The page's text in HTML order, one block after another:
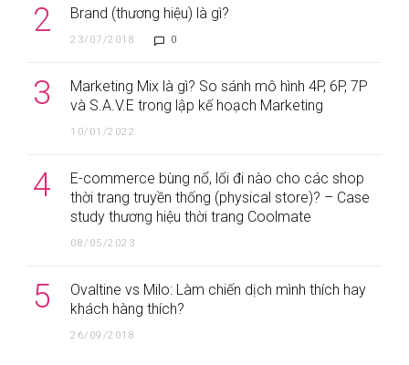
2 Brand (thương hiệu) là gì?
23/07/2018 0
3
Marketing Mix là gì? So sánh mô hình 4P, 6P, 7P
và S.A.V.E trong lập kế hoạch Marketing
10/01/2022
4
E-commerce bùng nổ, lối đi nào cho các shop
thời trang truyền thống (physical store)? – Case
study thương hiệu thời trang Coolmate
08/05/2023
5
Ovaltine vs Milo: Làm chiến dịch mình thích hay
khách hàng thích?
26/09/2018